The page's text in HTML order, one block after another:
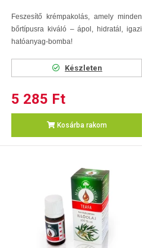
Feszesítő krémpakolás, amely minden
bőrtípusra kiváló – ápol, hidratál, igazi
hatóanyag-bomba!
Készleten
5 285 Ft
Kosárba rakom